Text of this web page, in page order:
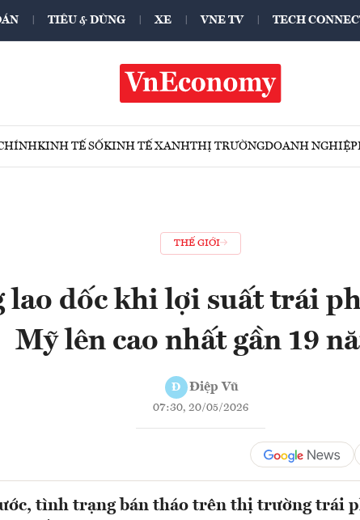
TIÊU & DÙNG XE VNE TV TECH
KINH TẾ SỐKINH TẾ XANHTHỊ TRƯỜNGDOANH NGHIỆP
THẾ GIỚI
lao dốc khi lợi suất trái
Mỹ lên cao nhất gần 19
Đ Điệp Vũ
07:30, 20/05/2026
tình trạng bán tháo trên thị trường trái